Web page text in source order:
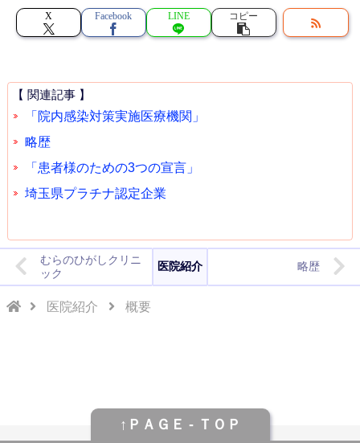
X Facebook LINE コピー
【 関連記事 】
「院内感染対策実施医療機関」
略歴
「患者様のための3つの宣言」
埼玉県プラチナ認定企業
むらのひがしクリニ
ック
医院紹介 略歴
医院紹介 概要
↑ＰＡＧＥ - ＴＯＰ